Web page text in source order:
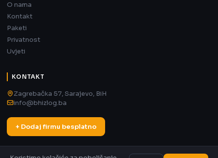
O nama
Kontakt
Paketi
Privatnost
Uvjeti
KONTAKT
Zagrebačka 57, Sarajevo, BiH
info@bhizlog.ba
+ Dodaj firmu besplatno